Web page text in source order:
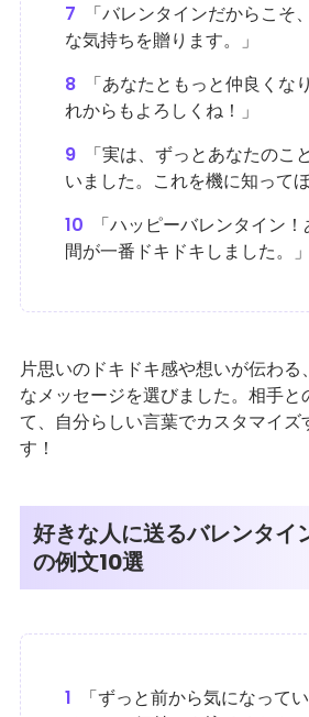
7
「バレンタインだからこそ
な気持ちを贈ります。」
8
「あなたともっと仲良くな
れからもよろしくね！」
9
「実は、ずっとあなたのこ
いました。これを機に知って
10
「ハッピーバレンタイン
間が一番ドキドキしました。」
片思いのドキドキ感や想いが伝わる
なメッセージを選びました。相手
て、自分らしい言葉でカスタマイ
す！
好きな人に送るバレンタイ
の例文10選
1
「ずっと前から気になって